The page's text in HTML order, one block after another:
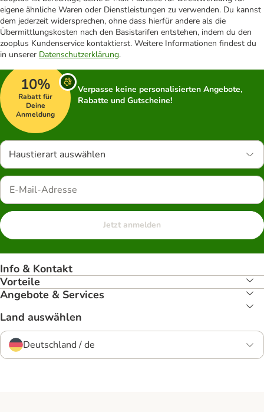
eigene ähnliche Waren oder Dienstleistungen zu verwenden. Du kannst
dem jederzeit widersprechen, ohne dass hierfür andere als die
Übermittlungskosten nach den Basistarifen entstehen, indem du den
zooplus Kundenservice kontaktierst. Weitere Informationen findest du
in unserer Datenschutzerklärung.
10%
Rabatt für
Deine
Anmeldung
Verpasse keine personalisierten Angebote,
Rabatte und Gutscheine!
Haustierart auswählen
Jetzt anmelden
Info & Kontakt
Vorteile
Angebote & Services
Land auswählen
Deutschland / de